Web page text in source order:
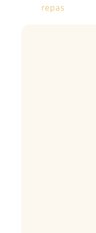
repas